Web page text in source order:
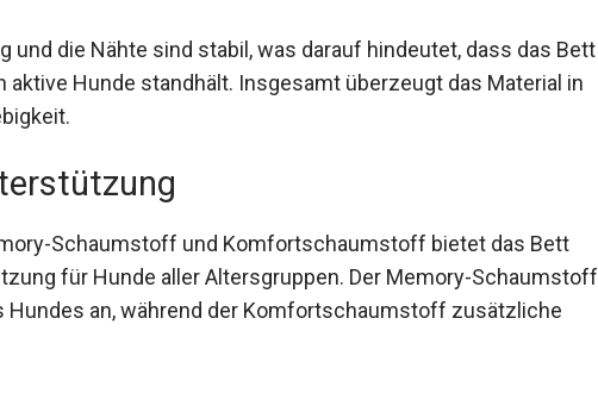
und die Nähte sind stabil, was darauf hindeutet, dass das Bett
Hunde standhält. Insgesamt überzeugt das Material in
Schaumstoff und Komfortschaumstoff bietet das Bett
für Hunde aller Altersgruppen. Der Memory-Schaumstoff
Hundes an, während der Komfortschaumstoff zusätzliche